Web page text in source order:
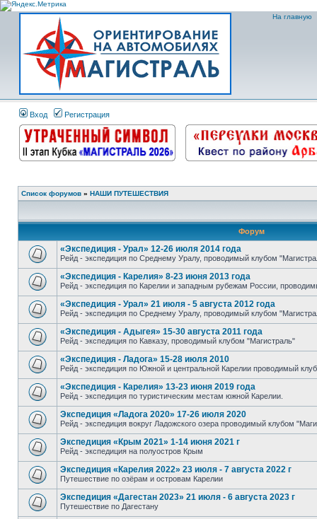
На главную
Вход Регистрация
Список форумов » НАШИ ПУТЕШЕСТВИЯ
Форум
«Экспедиция - Урал» 12-26 июля 2014 года
Рейд - экспедиция по Среднему Уралу, проводимый клубом
«Экспедиция - Карелия» 8-23 июня 2013 года
Рейд - экспедиция по Карелии и западным рубежам России,
«Экспедиция - Урал» 21 июля - 5 августа 2012 года
Рейд - экспедиция по Среднему Уралу, проводимый клубом
«Экспедиция - Адыгея» 15-30 августа 2011 года
Рейд - экспедиция по Кавказу, проводимый клубом "Магистраль"
«Экспедиция - Ладога» 15-28 июля 2010
Рейд - экспедиция по Южной и центральной Карелии проводимый
«Экспедиция - Карелия» 13-23 июня 2019 года
Рейд - экспедиция по туристическим местам южной Карелии.
Экспедиция «Ладога 2020» 17-26 июля 2020
Рейд - экспедиция вокруг Ладожского озера проводимый клубом
Экспедиция «Крым 2021» 1-14 июня 2021 г
Рейд - экспедиция на полуостров Крым
Экспедиция «Карелия 2022» 23 июля - 7 августа 2022 г
Путешествие по озёрам и островам Карелии
Экспедиция «Дагестан 2023» 21 июля - 6 августа 2023 г
Путешествие по Дагестану